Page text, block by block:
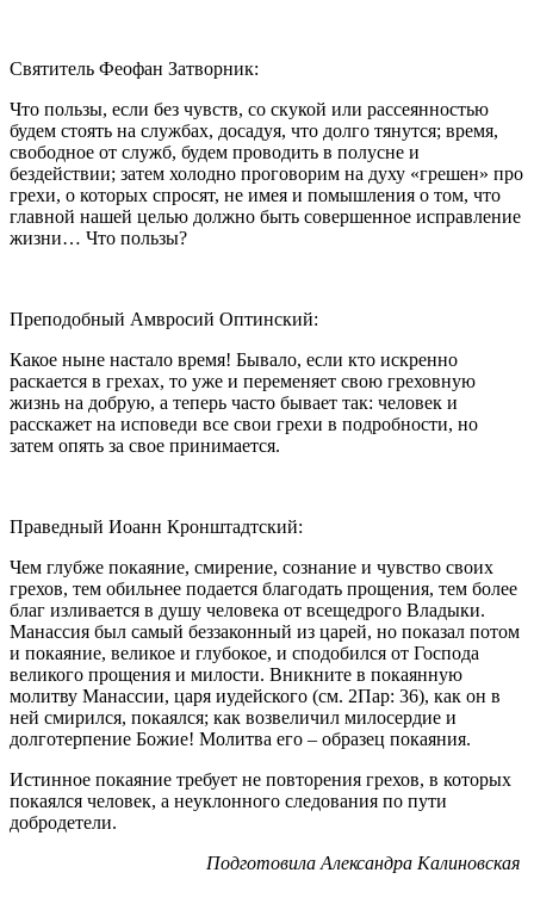
Святитель Феофан Затворник:
Что пользы, если без чувств, со скукой или рассеянностью
будем стоять на службах, досадуя, что долго тянутся; время,
свободное от служб, будем проводить в полусне и
бездействии; затем холодно проговорим на духу «грешен» про
грехи, о которых спросят, не имея и помышления о том, что
главной нашей целью должно быть совершенное исправление
жизни… Что пользы?
Преподобный Амвросий Оптинский:
Какое ныне настало время! Бывало, если кто искренно
раскается в грехах, то уже и переменяет свою греховную
жизнь на добрую, а теперь часто бывает так: человек и
расскажет на исповеди все свои грехи в подробности, но
затем опять за свое принимается.
Праведный Иоанн Кронштадтский:
Чем глубже покаяние, смирение, сознание и чувство своих
грехов, тем обильнее подается благодать прощения, тем более
благ изливается в душу человека от всещедрого Владыки.
Манассия был самый беззаконный из царей, но показал потом
и покаяние, великое и глубокое, и сподобился от Господа
великого прощения и милости. Вникните в покаянную
молитву Манассии, царя иудейского (см. 2Пар: 36), как он в
ней смирился, покаялся; как возвеличил милосердие и
долготерпение Божие! Молитва его – образец покаяния.
Истинное покаяние требует не повторения грехов, в которых
покаялся человек, а неуклонного следования по пути
добродетели.
Подготовила Александра Калиновская